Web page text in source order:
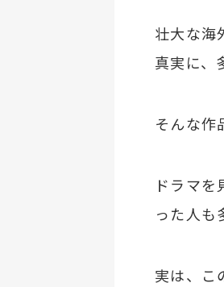
壮大な海
真実に、
そんな作
ドラマ
った人も
実は、こ